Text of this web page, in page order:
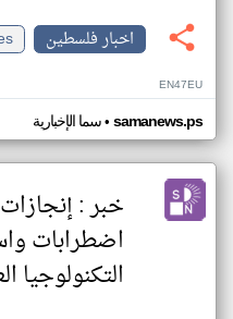
اخبار فلسطين
EN47EU
سما الإخبارية• samanews.ps
خبر :
اضطرابات
التكنولوجيا